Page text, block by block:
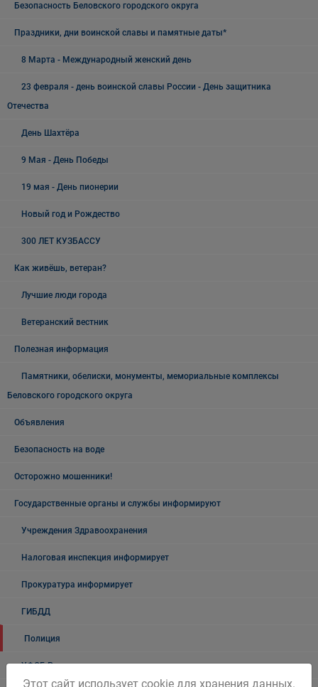
Безопасность Беловского городского округа
Праздники, дни воинской славы и памятные даты*
8 Марта - Международный женский день
23 февраля - день воинской славы России - День защитника
Отечества
День Шахтёра
9 Мая - День Победы
19 мая - День пионерии
Новый год и Рождество
300 ЛЕТ КУЗБАССУ
Как живёшь, ветеран?
Лучшие люди города
Ветеранский вестник
Полезная информация
Памятники, обелиски, монументы, мемориальные комплексы
Беловского городского округа
Объявления
Безопасность на воде
Осторожно мошенники!
Государственные органы и службы информируют
Учреждения Здравоохранения
Налоговая инспекция информирует
Прокуратура информирует
ГИБДД
Полиция
УФСБ России
Этот сайт использует cookie для хранения данных.